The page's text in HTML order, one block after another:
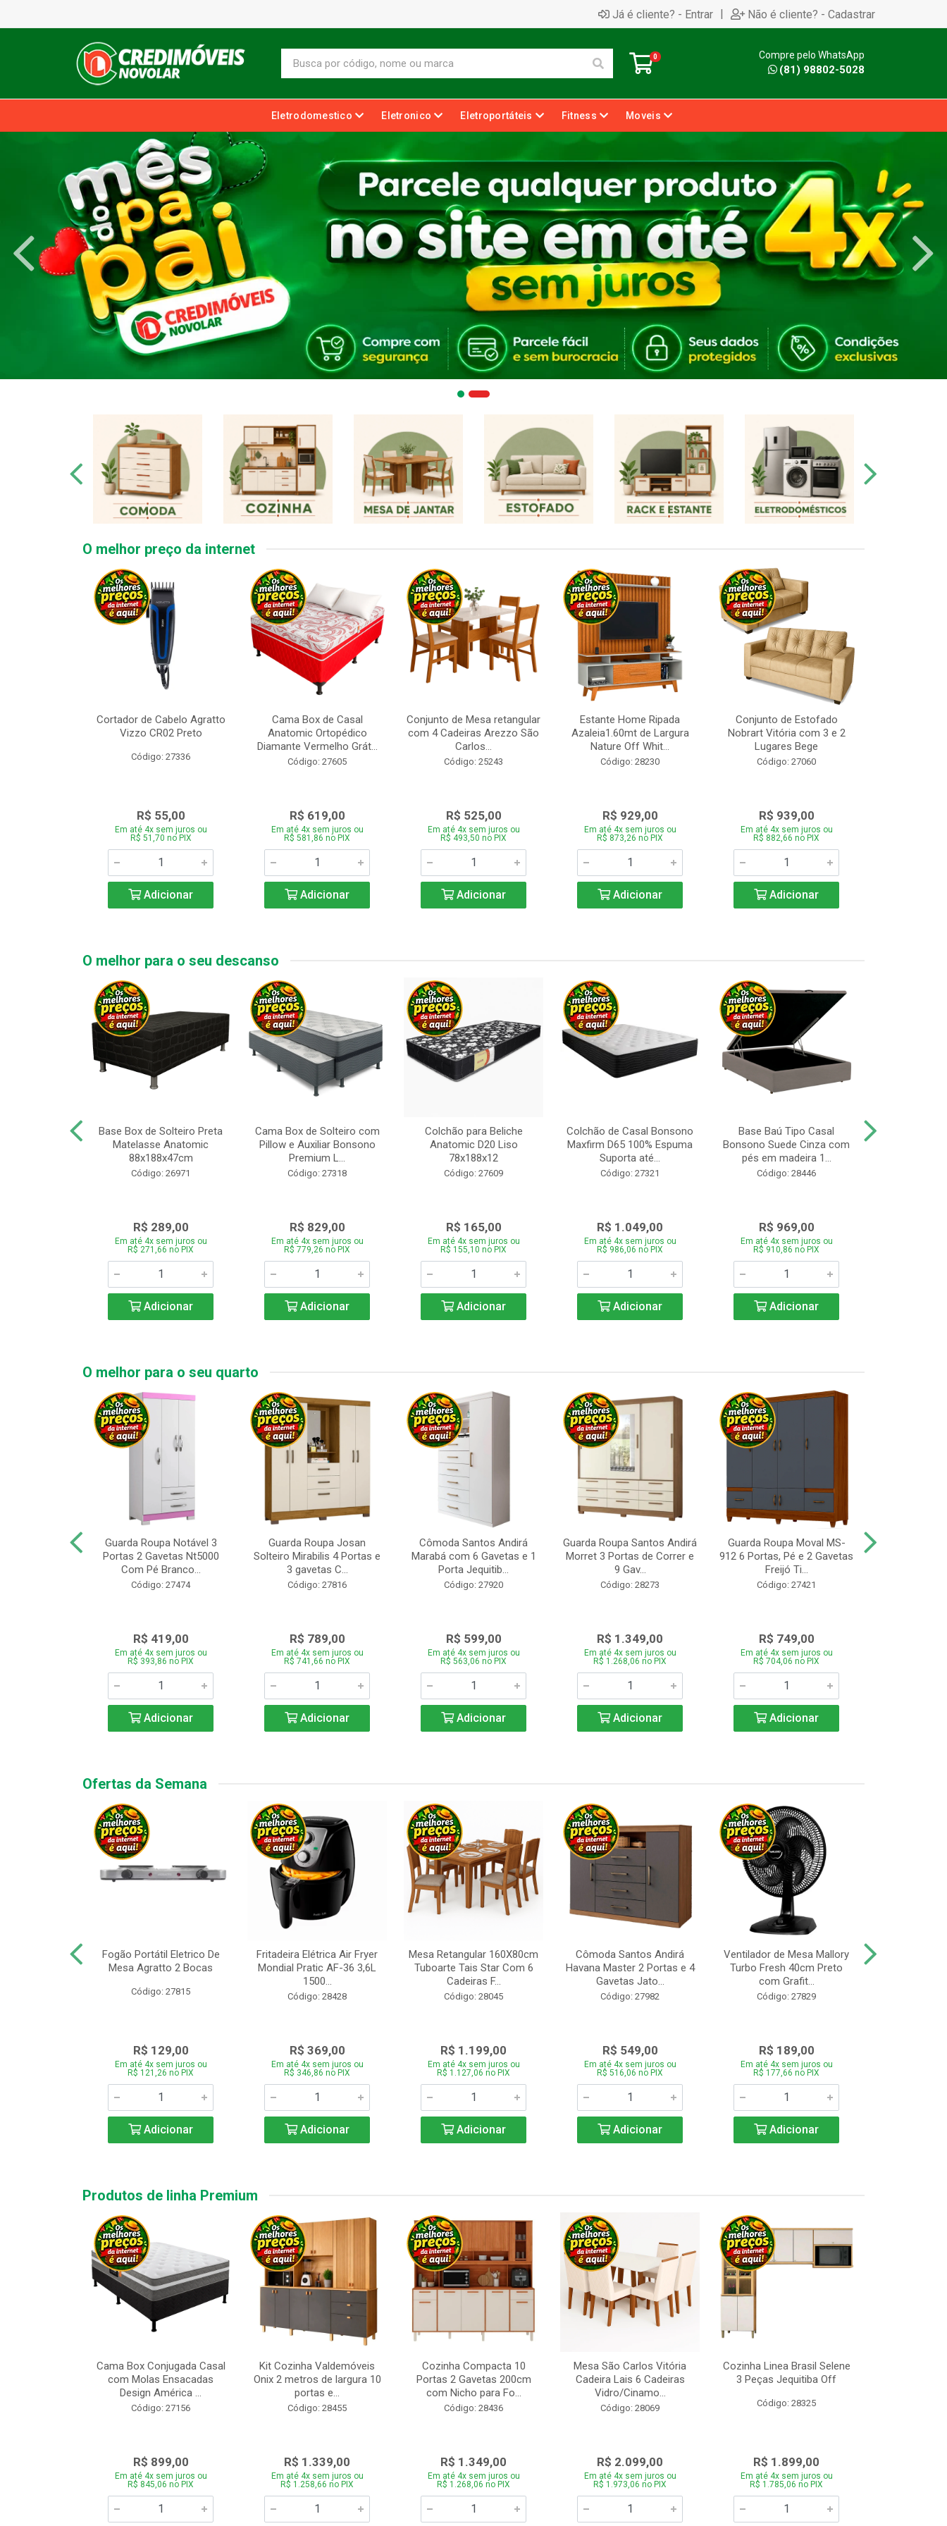
Já é cliente? - Entrar | Não é cliente? - Cadastrar
0 Compre pelo WhatsApp
(81) 98802-5028
Eletrodomestico Eletronico Eletroportáteis Fitness Moveis
O melhor preço da internet
Cortador de Cabelo Agratto
Vizzo CR02 Preto
Código: 27336
R$ 55,00
Em até 4x sem juros ou
R$ 51,70 no PIX
Adicionar
Cama Box de Casal
Anatomic Ortopédico
Diamante Vermelho Grát...
Código: 27605
R$ 619,00
Em até 4x sem juros ou
R$ 581,86 no PIX
Adicionar
Conjunto de Mesa retangular
com 4 Cadeiras Arezzo São
Carlos...
Código: 25243
R$ 525,00
Em até 4x sem juros ou
R$ 493,50 no PIX
Adicionar
Estante Home Ripada
Azaleia1.60mt de Largura
Nature Off Whit...
Código: 28230
R$ 929,00
Em até 4x sem juros ou
R$ 873,26 no PIX
Adicionar
Conjunto de Estofado
Nobrart Vitória com 3 e 2
Lugares Bege
Código: 27060
R$ 939,00
Em até 4x sem juros ou
R$ 882,66 no PIX
Adicionar
O melhor para o seu descanso
Base Box de Solteiro Preta
Matelasse Anatomic
88x188x47cm
Código: 26971
R$ 289,00
Em até 4x sem juros ou
R$ 271,66 no PIX
Adicionar
Cama Box de Solteiro com
Pillow e Auxiliar Bonsono
Premium L...
Código: 27318
R$ 829,00
Em até 4x sem juros ou
R$ 779,26 no PIX
Adicionar
Colchão para Beliche
Anatomic D20 Liso
78x188x12
Código: 27609
R$ 165,00
Em até 4x sem juros ou
R$ 155,10 no PIX
Adicionar
Colchão de Casal Bonsono
Maxfirm D65 100% Espuma
Suporta até...
Código: 27321
R$ 1.049,00
Em até 4x sem juros ou
R$ 986,06 no PIX
Adicionar
Base Baú Tipo Casal
Bonsono Suede Cinza com
pés em madeira 1...
Código: 28446
R$ 969,00
Em até 4x sem juros ou
R$ 910,86 no PIX
Adicionar
O melhor para o seu quarto
Guarda Roupa Notável 3
Portas 2 Gavetas Nt5000
Com Pé Branco...
Código: 27474
R$ 419,00
Em até 4x sem juros ou
R$ 393,86 no PIX
Adicionar
Guarda Roupa Josan
Solteiro Mirabilis 4 Portas e
3 gavetas C...
Código: 27816
R$ 789,00
Em até 4x sem juros ou
R$ 741,66 no PIX
Adicionar
Cômoda Santos Andirá
Marabá com 6 Gavetas e 1
Porta Jequitib...
Código: 27920
R$ 599,00
Em até 4x sem juros ou
R$ 563,06 no PIX
Adicionar
Guarda Roupa Santos Andirá
Morret 3 Portas de Correr e
9 Gav...
Código: 28273
R$ 1.349,00
Em até 4x sem juros ou
R$ 1.268,06 no PIX
Adicionar
Guarda Roupa Moval MS-
912 6 Portas, Pé e 2 Gavetas
Freijó Ti...
Código: 27421
R$ 749,00
Em até 4x sem juros ou
R$ 704,06 no PIX
Adicionar
Ofertas da Semana
Fogão Portátil Eletrico De
Mesa Agratto 2 Bocas
Código: 27815
R$ 129,00
Em até 4x sem juros ou
R$ 121,26 no PIX
Adicionar
Fritadeira Elétrica Air Fryer
Mondial Pratic AF-36 3,6L
1500...
Código: 28428
R$ 369,00
Em até 4x sem juros ou
R$ 346,86 no PIX
Adicionar
Mesa Retangular 160X80cm
Tuboarte Tais Star Com 6
Cadeiras F...
Código: 28045
R$ 1.199,00
Em até 4x sem juros ou
R$ 1.127,06 no PIX
Adicionar
Cômoda Santos Andirá
Havana Master 2 Portas e 4
Gavetas Jato...
Código: 27982
R$ 549,00
Em até 4x sem juros ou
R$ 516,06 no PIX
Adicionar
Ventilador de Mesa Mallory
Turbo Fresh 40cm Preto
com Grafit...
Código: 27829
R$ 189,00
Em até 4x sem juros ou
R$ 177,66 no PIX
Adicionar
Produtos de linha Premium
Cama Box Conjugada Casal
com Molas Ensacadas
Design América ...
Código: 27156
R$ 899,00
Em até 4x sem juros ou
R$ 845,06 no PIX
Kit Cozinha Valdemóveis
Onix 2 metros de largura 10
portas e...
Código: 28455
R$ 1.339,00
Em até 4x sem juros ou
R$ 1.258,66 no PIX
Cozinha Compacta 10
Portas 2 Gavetas 200cm
com Nicho para Fo...
Código: 28436
R$ 1.349,00
Em até 4x sem juros ou
R$ 1.268,06 no PIX
Mesa São Carlos Vitória
Cadeira Lais 6 Cadeiras
Vidro/Cinamo...
Código: 28069
R$ 2.099,00
Em até 4x sem juros ou
R$ 1.973,06 no PIX
Cozinha Linea Brasil Selene
3 Peças Jequitiba Off
Código: 28325
R$ 1.899,00
Em até 4x sem juros ou
R$ 1.785,06 no PIX